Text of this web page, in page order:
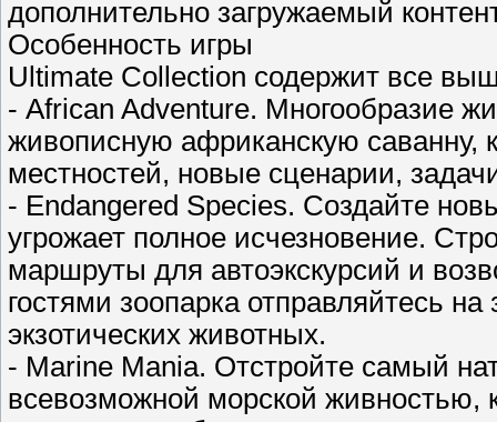
дополнительно загружаемый
Особенность игры
Ultimate Collection содержит все
- African Adventure. Многообразие
живописную африканскую саванну,
местностей, новые сценарии,
- Endangered Species. Создайте
угрожает полное исчезновение.
маршруты для автоэкскурсий и
гостями зоопарка отправляйтесь
экзотических животных.
- Marine Mania. Отстройте самый
всевозможной морской